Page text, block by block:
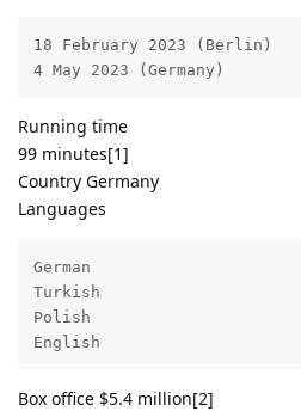
18 February 2023 (Berlin)
4 May 2023 (Germany)
Running time
99 minutes[1]
Country Germany
Languages
German
Turkish
Polish
English
Box office $5.4 million[2]